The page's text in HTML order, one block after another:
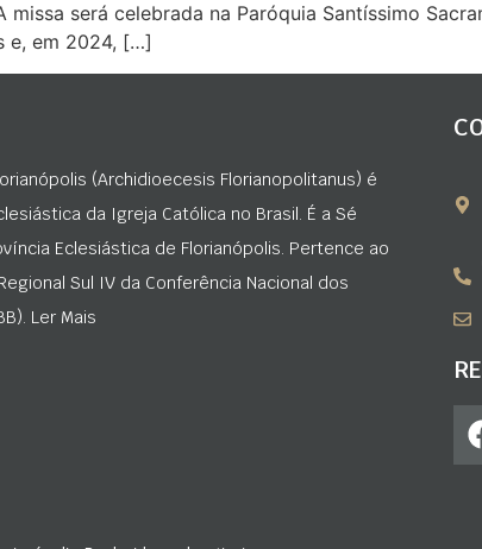
será celebrada na Paróquia Santíssimo
e, em 2024, […]
(Archidioecesis Florianopolitanus) é
da Igreja Católica no Brasil. É a Sé
Eclesiástica de Florianópolis. Pertence ao
Sul IV da Conferência Nacional dos
Ler Mais